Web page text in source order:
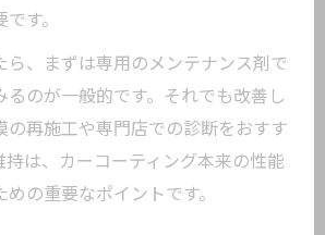
す。
ら、まずは専用のメンテナンス剤で
るのが一般的です。それでも改善し
の再施工や専門店での診断をおすす
持は、カーコーティング本来の性能
の重要なポイントです。